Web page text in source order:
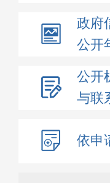
政府
公开
公开
与联
依申